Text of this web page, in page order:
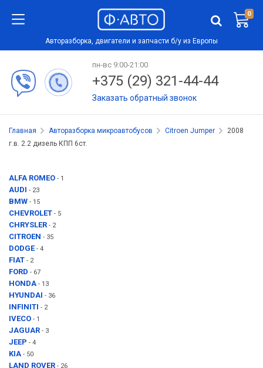
0
Авторазборка, двигатели и запчасти б/у из Европы
пн-вс 9:00-21:00
+375 (29) 321-44-44
Заказать обратный звонок
Главная Авторазборка микроавтобусов Citroen Jumper
2008
г.в. 2.2 дизель КПП 6ст.
ALFA ROMEO - 1
AUDI - 23
BMW - 15
CHEVROLET - 5
CHRYSLER - 2
CITROEN - 35
DODGE - 4
FIAT - 2
FORD - 67
HONDA - 13
HYUNDAI - 36
INFINITI - 2
IVECO - 1
JAGUAR - 3
JEEP - 4
KIA - 50
LAND ROVER - 26